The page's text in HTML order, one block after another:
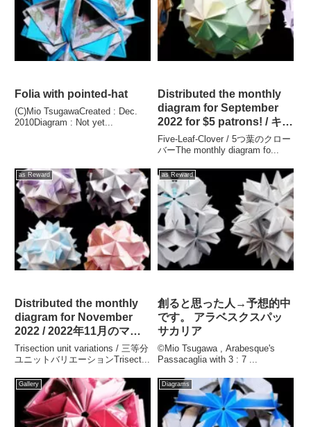
Folia with pointed-hat
(C)Mio TsugawaCreated : Dec.
2010Diagram : Not yet...
Distributed the monthly
diagram for September
2022 for $5 patrons! / キャ
ンプファイヤーで2022年9
月のマンスリー折り図が配
Five-Leaf-Clover / 5つ葉のクロー
バーThe monthly diagram fo...
as Reward
Distributed the monthly
diagram for November
2022 / 2022年11月のマン
スリー折り図が配信されま
した!!
Trisection unit variations / 三等分
ユニットバリエーションTrisect...
as Reward
創ると思った人→予想的中
です。 アラベスクスパッ
サカリア
©Mio Tsugawa , Arabesque's
Passacaglia with 3 : 7 ...
Gallery Diagrams